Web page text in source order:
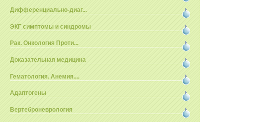
Дифференциально-диаг...
ЭКГ симптомы и синдромы
Рак. Онкология Проти...
Доказательная медицина
Гематология. Анемия....
Адаптогены
Вертеброневрология